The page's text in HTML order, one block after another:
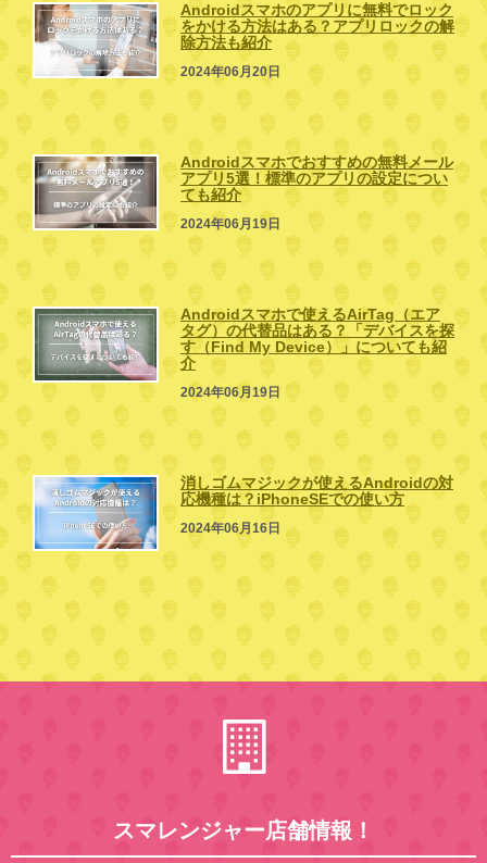
Androidスマホのアプリに無料でロック
をかける方法はある？アプリロックの解
除方法も紹介
2024年06月20日
Androidスマホでおすすめの無料メール
アプリ5選！標準のアプリの設定につい
ても紹介
2024年06月19日
Androidスマホで使えるAirTag（エア
タグ）の代替品はある？「デバイスを探
す（Find My Device）」についても紹
介
2024年06月19日
消しゴムマジックが使えるAndroidの対
応機種は？iPhoneSEでの使い方
2024年06月16日
スマレンジャー店舗情報！